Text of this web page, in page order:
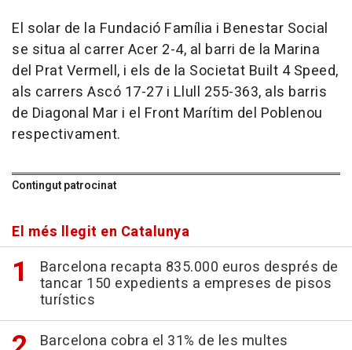
El solar de la Fundació Família i Benestar Social
se situa al carrer Acer 2-4, al barri de la Marina
del Prat Vermell, i els de la Societat Built 4 Speed,
als carrers Ascó 17-27 i Llull 255-363, als barris
de Diagonal Mar i el Front Marítim del Poblenou
respectivament.
Contingut patrocinat
El més llegit en Catalunya
Barcelona recapta 835.000 euros després de
tancar 150 expedients a empreses de pisos
turístics
Barcelona cobra el 31% de les multes